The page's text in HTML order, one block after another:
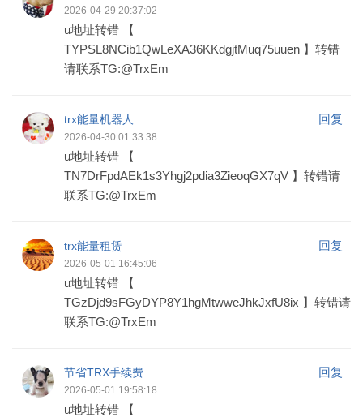
2026-04-29 20:37:02
u地址转错 【
TYPSL8NCib1QwLeXA36KKdgjtMuq75uuen 】转错
请联系TG:@TrxEm
trx能量机器人 回复
2026-04-30 01:33:38
u地址转错 【
TN7DrFpdAEk1s3Yhgj2pdia3ZieoqGX7qV 】转错请
联系TG:@TrxEm
trx能量租赁 回复
2026-05-01 16:45:06
u地址转错 【
TGzDjd9sFGyDYP8Y1hgMtwweJhkJxfU8ix 】转错请
联系TG:@TrxEm
节省TRX手续费 回复
2026-05-01 19:58:18
u地址转错 【